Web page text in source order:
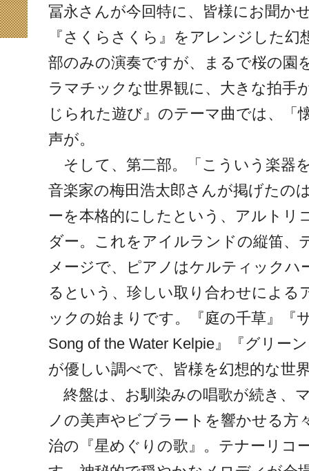
冨永さんが今回特に、皆様にお聞か
『さくらさくら』をアレンジした幻
部のみの演奏ですが、まるで桜の園
ラマチックな世界観に、大きな拍手
じられた遊び』のテーマ曲では、「
声が。
そして、第二部。「こういう楽器
音楽家の梅田浩太郎さんが掲げたの
ーを本格的にしたという、アルトリ
ダー。これをアイルランドの縦笛、
メージで、ピアノはケルティックハ
るという、珍しい取り合わせによる
ックの始まりです。『庭の千草』『
Song of the Water Kelpie』『グリー
が優しい調べで、皆様を幻想的な世
終盤は、お馴染みの唱歌が続き、
ノの美声やビブラートを響かせる方
治の『星めぐりの歌』。テナーリコ